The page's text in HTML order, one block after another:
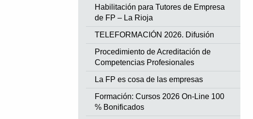
Habilitación para Tutores de Empresa
de FP – La Rioja
TELEFORMACIÓN 2026. Difusión
Procedimiento de Acreditación de
Competencias Profesionales
La FP es cosa de las empresas
Formación: Cursos 2026 On-Line 100
% Bonificados